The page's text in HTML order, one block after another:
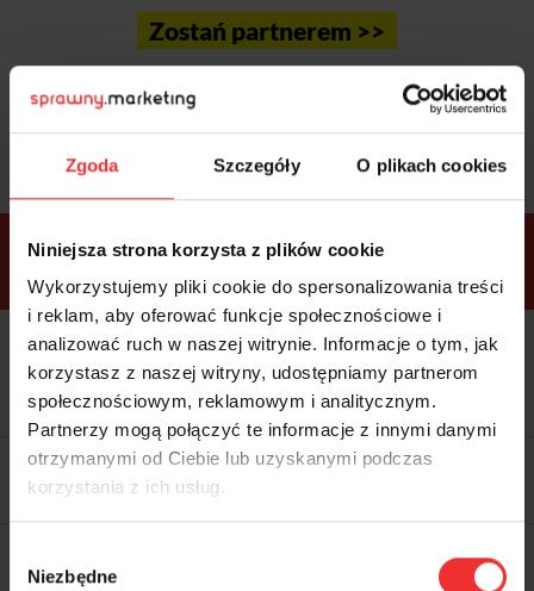
Zgoda Szczegóły O plikach cookies
Niniejsza strona korzysta z plików cookie
Wykorzystujemy pliki cookie do spersonalizowania treści
i reklam, aby oferować funkcje społecznościowe i
analizować ruch w naszej witrynie. Informacje o tym, jak
korzystasz z naszej witryny, udostępniamy partnerom
społecznościowym, reklamowym i analitycznym.
Partnerzy mogą połączyć te informacje z innymi danymi
otrzymanymi od Ciebie lub uzyskanymi podczas
korzystania z ich usług.
zgody
Niezbędne
Zostań partnerem >>
Sprawdź bonusyi wybierz bilet
ramach
pakietów
VIP Premium
Kolacja z prelegentami i before
party (Hotel Sheraton, 27.10) tylko
wbilecie ALLPASS VIP
Dostępne
tylko w
bilecie
ALLPASS
VIP
Dedykowana strefa VIP z
możliwością networkingu z
prelegentami i wystawcami w
WARTOŚĆ: 1970 zł